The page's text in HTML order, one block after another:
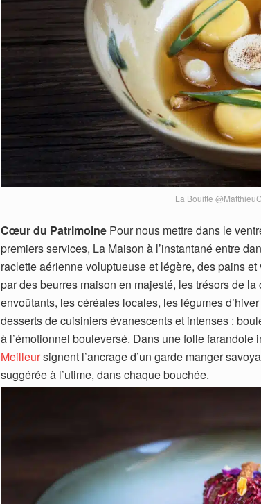
La Bouitte
Cœur du Patrimoine Pour nous mettre dans le
premiers services, La Maison à l’instantané entre
raclette aérienne voluptueuse et légère, des pains
par des beurres maison en majesté, les trésors de
envoûtants, les céréales locales, les légumes
desserts de cuisiniers évanescents et intenses :
à l’émotionnel bouleversé. Dans une folle farandole
Meilleursignent l’ancrage d’un garde manger
suggérée à l’utime, dans chaque bouchée.